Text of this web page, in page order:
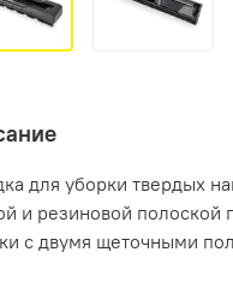
для уборки твердых
и резиновой полоской
с двумя щеточными